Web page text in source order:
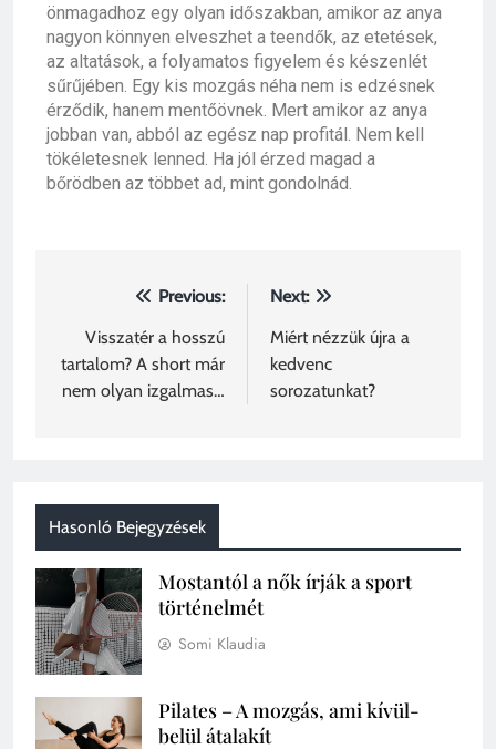
önmagadhoz egy olyan időszakban, amikor az anya
nagyon könnyen elveszhet a teendők, az etetések,
az altatások, a folyamatos figyelem és készenlét
sűrűjében. Egy kis mozgás néha nem is edzésnek
érződik, hanem mentőövnek. Mert amikor az anya
jobban van, abból az egész nap profitál. Nem kell
tökéletesnek lenned. Ha jól érzed magad a
bőrödben az többet ad, mint gondolnád.
Previous:
Visszatér a hosszú
tartalom? A short már
nem olyan izgalmas…
Next:
Miért nézzük újra a
kedvenc
sorozatunkat?
Hasonló Bejegyzések
Mostantól a nők írják a sport
történelmét
Somi Klaudia
Pilates – A mozgás, ami kívül-
belül átalakít